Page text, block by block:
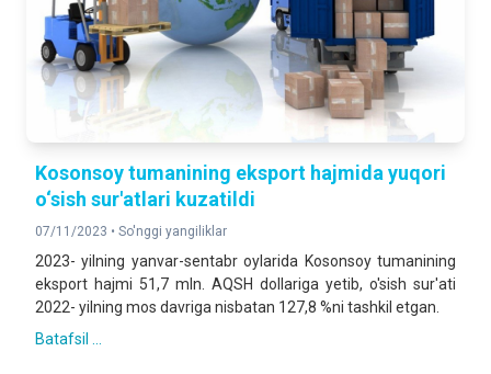
Kosonsoy tumanining eksport hajmida yuqori
o‘sish sur'atlari kuzatildi
07/11/2023 • So'nggi yangiliklar
2023- yilning yanvar-sentabr oylarida Kosonsoy tumanining
eksport hajmi 51,7 mln. AQSH dollariga yetib, o'sish sur'ati
2022- yilning mos davriga nisbatan 127,8 %ni tashkil etgan.
Batafsil ...